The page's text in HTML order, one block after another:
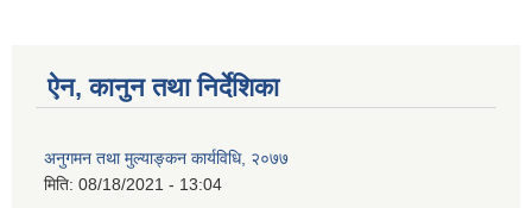
ऐन, कानुन तथा निर्देशिका
अनुगमन तथा मुल्याङ्कन कार्यविधि, २०७७
मिति: 08/18/2021 - 13:04